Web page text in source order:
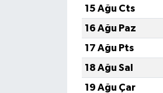
15 Ağu Cts
16 Ağu Paz
17 Ağu Pts
18 Ağu Sal
19 Ağu Çar